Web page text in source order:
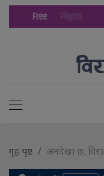
गृह पृष्ट अनदेखा छ,